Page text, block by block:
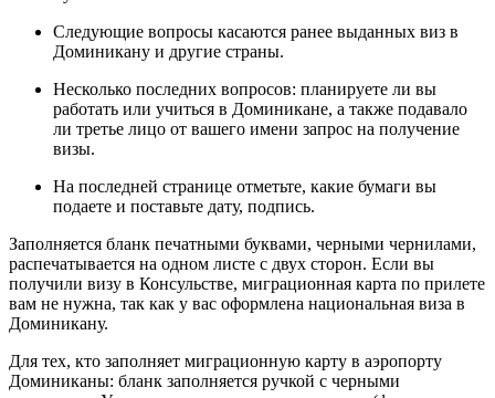
Следующие вопросы касаются ранее выданных виз в
Доминикану и другие страны.
Несколько последних вопросов: планируете ли вы
работать или учиться в Доминикане, а также подавало
ли третье лицо от вашего имени запрос на получение
визы.
На последней странице отметьте, какие бумаги вы
подаете и поставьте дату, подпись.
Заполняется бланк печатными буквами, черными чернилами,
распечатывается на одном листе с двух сторон. Если вы
получили визу в Консульстве, миграционная карта по прилете
вам не нужна, так как у вас оформлена национальная виза в
Доминикану.
Для тех, кто заполняет миграционную карту в аэропорту
Доминиканы: бланк заполняется ручкой с черными